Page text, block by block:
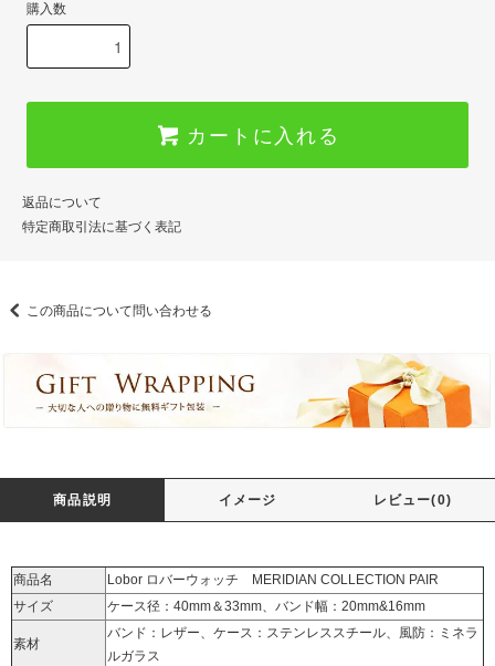
購入数
カートに入れる
返品について
特定商取引法に基づく表記
この商品について問い合わせる
商品説明 イメージ レビュー(0)
商品名
Lobor ロバーウォッチ MERIDIAN COLLECTION PAIR
サイズ
ケース径：40mm＆33mm、バンド幅：20mm&16mm
素材
バンド：レザー、ケース：ステンレススチール、風防：ミネラ
ルガラス